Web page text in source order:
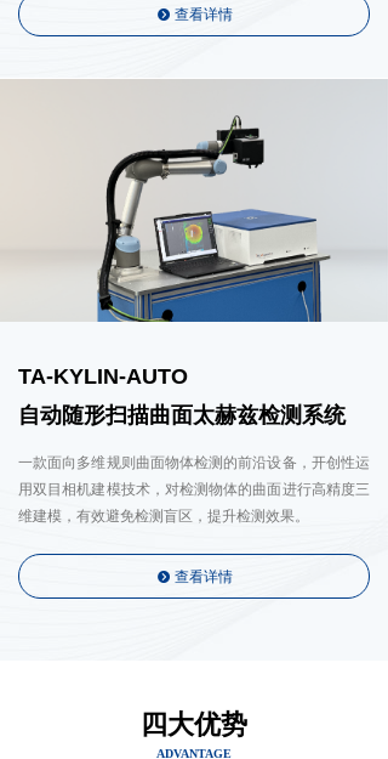
뀹 查看详情
一款面向多维规则曲面物体检测的前沿设备，开创性运
用双目相机建模技术，对检测物体的曲面进行高精度三
维建模，有效避免检测盲区，提升检测效果。
TA-KYLIN-AUTO
自动随形扫描曲面太赫兹检测系统
뀹 查看详情
四大优势
ADVANTAGE